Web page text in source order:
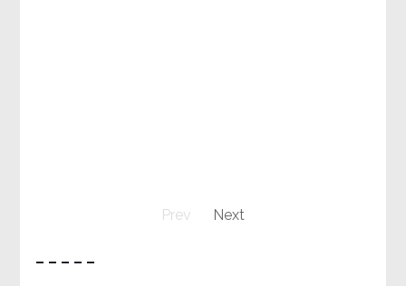
Prev Next
– – – – –